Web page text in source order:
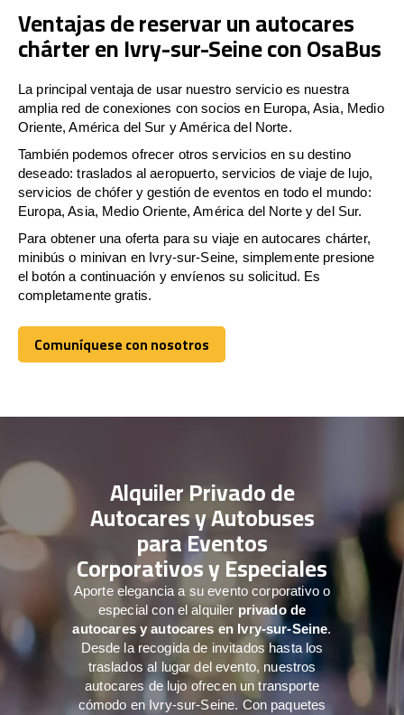
Ventajas de reservar un autocares
chárter en Ivry-sur-Seine con OsaBus
La principal ventaja de usar nuestro servicio es nuestra
amplia red de conexiones con socios en Europa, Asia, Medio
Oriente, América del Sur y América del Norte.
También podemos ofrecer otros servicios en su destino
deseado: traslados al aeropuerto, servicios de viaje de lujo,
servicios de chófer y gestión de eventos en todo el mundo:
Europa, Asia, Medio Oriente, América del Norte y del Sur.
Para obtener una oferta para su viaje en autocares chárter,
minibús o minivan en Ivry-sur-Seine, simplemente presione
el botón a continuación y envíenos su solicitud. Es
completamente gratis.
Comuníquese con nosotros
Comuníquese con nosotros
Alquiler Privado de
Autocares y Autobuses
para Eventos
Corporativos y Especiales
Aporte elegancia a su evento corporativo o
especial con el alquiler privado de
autocares y autocares en Ivry-sur-Seine.
Desde la recogida de invitados hasta los
traslados al lugar del evento, nuestros
autocares de lujo ofrecen un transporte
cómodo en Ivry-sur-Seine. Con paquetes